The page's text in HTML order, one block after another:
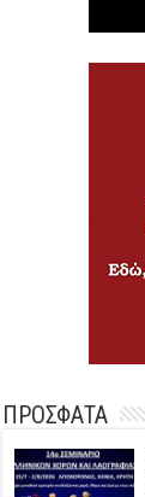
ΠΡΟΣΦΑΤΑ